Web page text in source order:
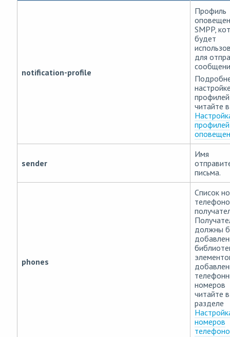
notification-profile
Профиль
SMPP,
будет
для
читайте
профилей
sender
Имя
письма.
phones
Список
должны
номеров
читайте в
разделе
номеров